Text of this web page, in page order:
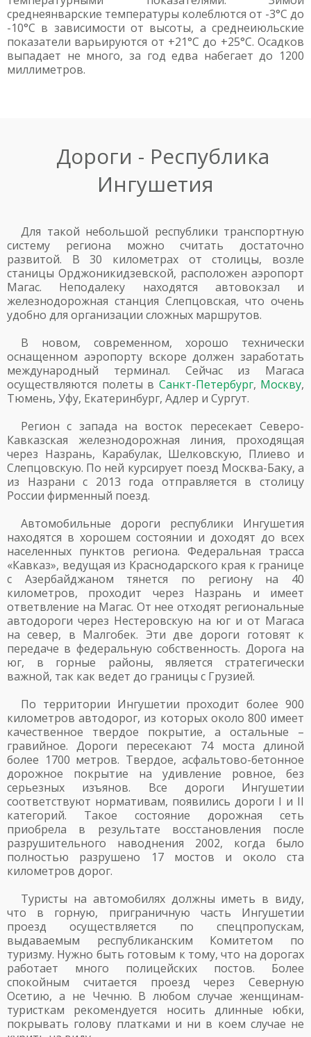
среднеянварские температуры колеблются от -3°С до
-10°С в зависимости от высоты, а среднеиюльские
показатели варьируются от +21°С до +25°С. Осадков
выпадает не много, за год едва набегает до 1200
миллиметров.
Дороги - Республика
Ингушетия
Для такой небольшой республики транспортную
систему региона можно считать достаточно
развитой. В 30 километрах от столицы, возле
станицы Орджоникидзевской, расположен аэропорт
Магас. Неподалеку находятся автовокзал и
железнодорожная станция Слепцовская, что очень
удобно для организации сложных маршрутов.
В новом, современном, хорошо технически
оснащенном аэропорту вскоре должен заработать
международный терминал. Сейчас из Магаса
осуществляются полеты в Санкт-Петербург, Москву,
Тюмень, Уфу, Екатеринбург, Адлер и Сургут.
Регион с запада на восток пересекает Северо-
Кавказская железнодорожная линия, проходящая
через Назрань, Карабулак, Шелковскую, Плиево и
Слепцовскую. По ней курсирует поезд Москва-Баку, а
из Назрани с 2013 года отправляется в столицу
России фирменный поезд.
Автомобильные дороги республики Ингушетия
находятся в хорошем состоянии и доходят до всех
населенных пунктов региона. Федеральная трасса
«Кавказ», ведущая из Краснодарского края к границе
с Азербайджаном тянется по региону на 40
километров, проходит через Назрань и имеет
ответвление на Магас. От нее отходят региональные
автодороги через Нестеровскую на юг и от Магаса
на север, в Малгобек. Эти две дороги готовят к
передаче в федеральную собственность. Дорога на
юг, в горные районы, является стратегически
важной, так как ведет до границы с Грузией.
По территории Ингушетии проходит более 900
километров автодорог, из которых около 800 имеет
качественное твердое покрытие, а остальные –
гравийное. Дороги пересекают 74 моста длиной
более 1700 метров. Твердое, асфальтово-бетонное
дорожное покрытие на удивление ровное, без
серьезных изъянов. Все дороги Ингушетии
соответствуют нормативам, появились дороги I и II
категорий. Такое состояние дорожная сеть
приобрела в результате восстановления после
разрушительного наводнения 2002, когда было
полностью разрушено 17 мостов и около ста
километров дорог.
Туристы на автомобилях должны иметь в виду,
что в горную, приграничную часть Ингушетии
проезд осуществляется по спецпропускам,
выдаваемым республиканским Комитетом по
туризму. Нужно быть готовым к тому, что на дорогах
работает много полицейских постов. Более
спокойным считается проезд через Северную
Осетию, а не Чечню. В любом случае женщинам-
туристкам рекомендуется носить длинные юбки,
покрывать голову платками и ни в коем случае не